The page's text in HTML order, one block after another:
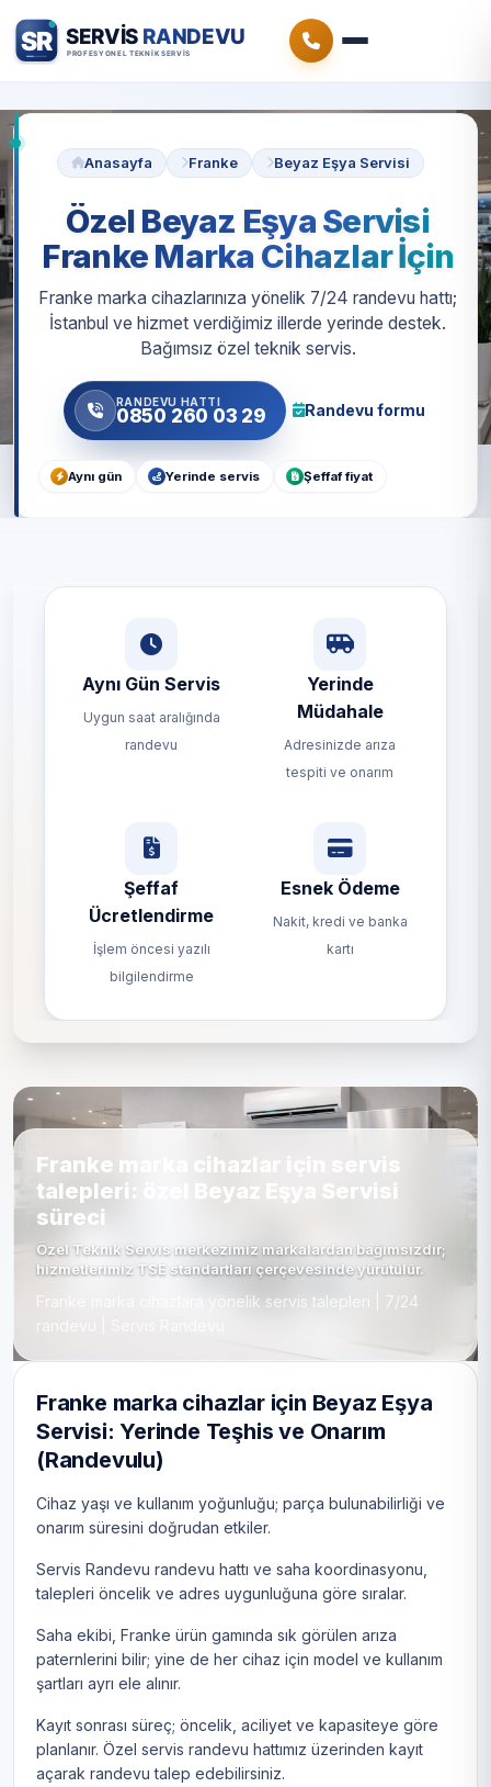
Anasayfa Franke Beyaz Eşya Servisi
Özel Beyaz Eşya Servisi
Franke Marka Cihazlar İçin
Franke marka cihazlarınıza yönelik 7/24 randevu hattı;
İstanbul ve hizmet verdiğimiz illerde yerinde destek.
Bağımsız özel teknik servis.
RANDEVU HATTI
0850 260 03 29 Randevu formu
Aynı gün Yerinde servis Şeffaf fiyat
Aynı Gün Servis
Uygun saat aralığında
randevu
Yerinde
Müdahale
Adresinizde arıza
tespiti ve onarım
Şeffaf
Ücretlendirme
İşlem öncesi yazılı
bilgilendirme
Esnek Ödeme
Nakit, kredi ve banka
kartı
Franke marka cihazlar için servis
talepleri: özel Beyaz Eşya Servisi
süreci
Özel Teknik Servis merkezimiz markalardan bağımsızdır;
hizmetlerimiz TSE standartları çerçevesinde yürütülür.
Franke marka cihazlara yönelik servis talepleri | 7/24
Franke marka cihazlar için Beyaz Eşya
Servisi: Yerinde Teşhis ve Onarım
(Randevulu)
Cihaz yaşı ve kullanım yoğunluğu; parça bulunabilirliği ve
onarım süresini doğrudan etkiler.
Servis Randevu randevu hattı ve saha koordinasyonu,
talepleri öncelik ve adres uygunluğuna göre sıralar.
Saha ekibi, Franke ürün gamında sık görülen arıza
paternlerini bilir; yine de her cihaz için model ve kullanım
şartları ayrı ele alınır.
Kayıt sonrası süreç; öncelik, aciliyet ve kapasiteye göre
planlanır. Özel servis randevu hattımız üzerinden kayıt
açarak randevu talep edebilirsiniz.